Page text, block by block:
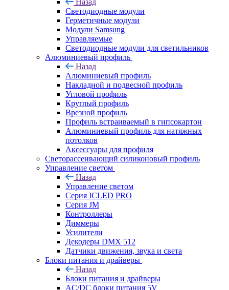
Назад
Светодиодные модули
Герметичные модули
Модули Samsung
Управляемые
Светодиодные модули для светильников
Алюминиевый профиль
Назад
Алюминиевый профиль
Накладной и подвесной профиль
Угловой профиль
Круглый профиль
Врезной профиль
Профиль встраиваемый в гипсокартон
Алюминиевый профиль для натяжных
потолков
Аксессуары для профиля
Светорассеивающий силиконовый профиль
Управление светом
Назад
Управление светом
Серия ICLED PRO
Серия JM
Контроллеры
Диммеры
Усилители
Декодеры DMX 512
Датчики движения, звука и света
Блоки питания и драйверы
Назад
Блоки питания и драйверы
AC/DC блоки питания 5V